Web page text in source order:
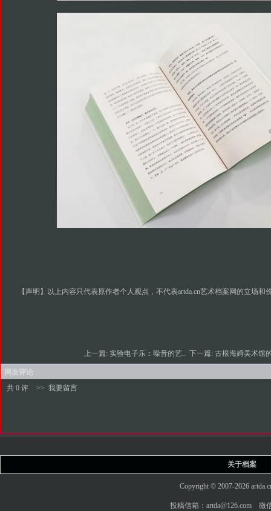
【声明】以上内容只代表原作者个人观点，不代表artda.cn艺术档案网的立场和
上一篇:实验电子乐：噪音的艺.. 下一篇:古根海姆美术馆
网友评论
共 0 评
>> 我要留言
关于档案
Copyright © 2007-2026
投稿信箱：artda@126.com 微